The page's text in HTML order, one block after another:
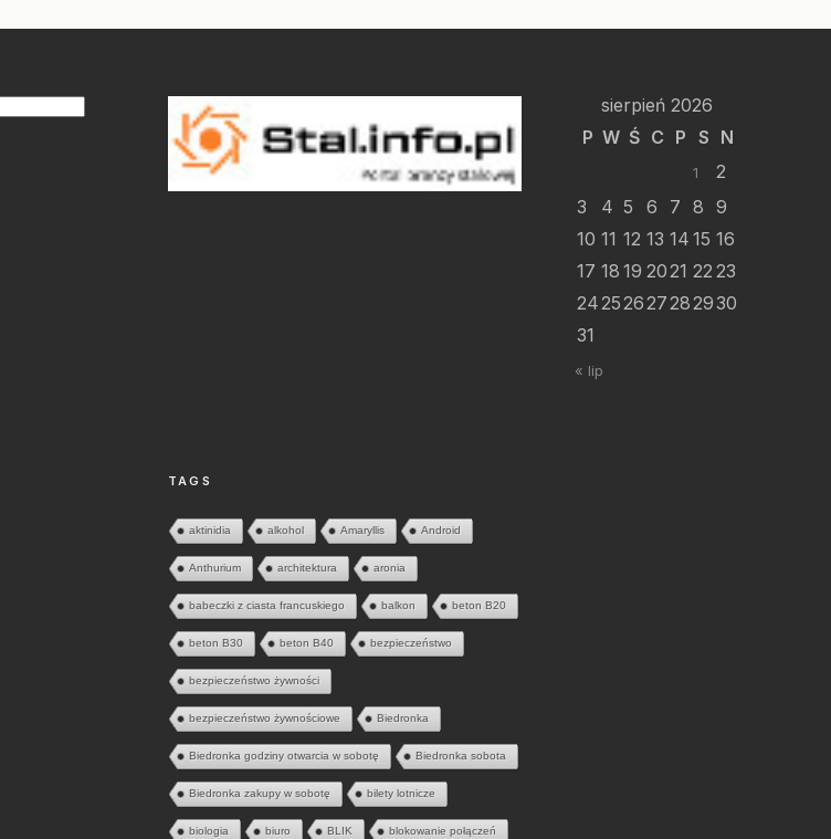
sierpień 2026
P W Ś C P S N
1
2
3
4 5 6 7 8 9
10 11 12 13 14 15 16
17 18 19 2021 22 23
24252627282930
31
« lip
TAGS
aktinidia alkohol Amaryllis Android
Anthurium architektura aronia
babeczki z ciasta francuskiego balkon beton B20
beton B30 beton B40 bezpieczeństwo
bezpieczeństwo żywności
bezpieczeństwo żywnościowe Biedronka
Biedronka godziny otwarcia w sobotę Biedronka sobota
Biedronka zakupy w sobotę bilety lotnicze
biologia biuro BLIK blokowanie połączeń